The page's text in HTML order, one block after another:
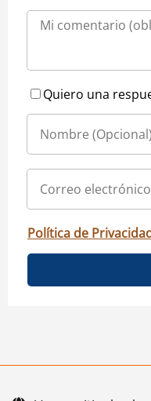
Quiero una
Política de